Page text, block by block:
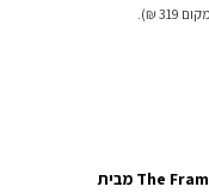
טלוויזיה חכמה ‎The Frame QLED 4K LS03F מבית